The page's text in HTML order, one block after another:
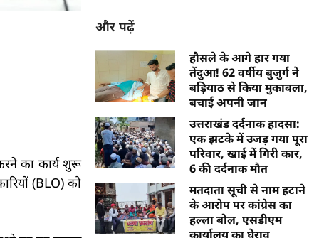
का कार्य शुरू
(BLO) को
और पढ़ें
हौसले के आगे हार गया
तेंदुआ! 62 वर्षीय बुजुर्ग ने
बड़ियाठ से किया मुकाबला,
बचाई अपनी जान
उत्तराखंड दर्दनाक हादसा:
एक झटके में उजड़ गया पूरा
परिवार, खाई में गिरी कार,
6 की दर्दनाक मौत
मतदाता सूची से नाम हटाने
के आरोप पर कांग्रेस का
हल्ला बोल, एसडीएम
कार्यालय का घेराव